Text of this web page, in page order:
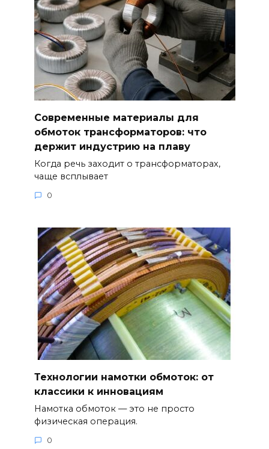
Современные материалы для
обмоток трансформаторов: что
держит индустрию на плаву
Когда речь заходит о трансформаторах,
чаще всплывает
0
Технологии намотки обмоток: от
классики к инновациям
Намотка обмоток — это не просто
физическая операция.
0